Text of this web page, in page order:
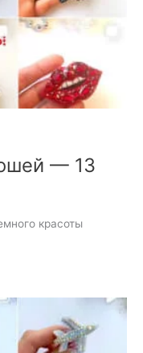
— 13
красоты